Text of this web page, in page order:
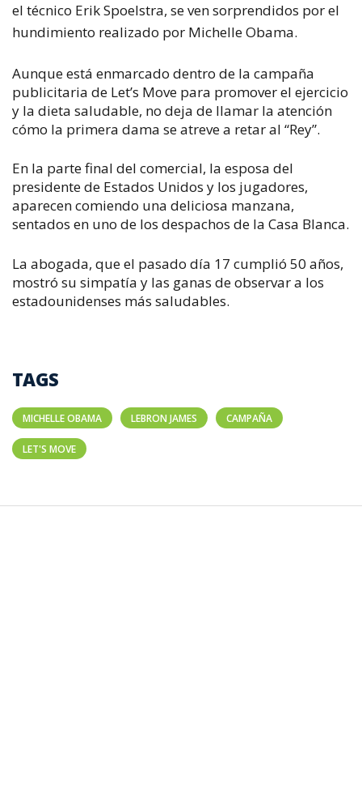
el técnico Erik Spoelstra, se ven sorprendidos por el
hundimiento realizado por Michelle Obama.
Aunque está enmarcado dentro de la campaña
publicitaria de Let’s Move para promover el ejercicio
y la dieta saludable, no deja de llamar la atención
cómo la primera dama se atreve a retar al “Rey”.
En la parte final del comercial, la esposa del
presidente de Estados Unidos y los jugadores,
aparecen comiendo una deliciosa manzana,
sentados en uno de los despachos de la Casa Blanca.
La abogada, que el pasado día 17 cumplió 50 años,
mostró su simpatía y las ganas de observar a los
estadounidenses más saludables.
TAGS
MICHELLE OBAMA LEBRON JAMES CAMPAÑA
LET'S MOVE